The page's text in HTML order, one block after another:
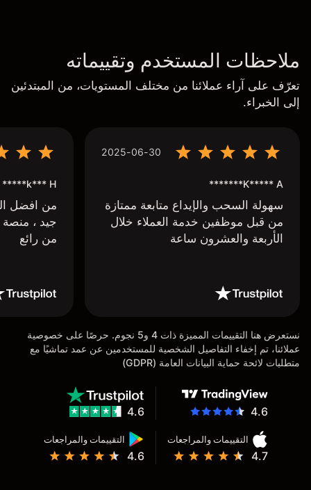
ملاحظات المستخدم وتقييماته
تعرّف على آراء عملائنا من مختلف المستويات، من المبتدئين
إلى الخبراء.
2025-06-30
K***** A*******
سهولة السحب والإيداع متابعة ممتازة
من قبل موظفين خدمة العملاء خلال
الأربعة والعشرون ساعة
k*** H*****
من افضل
جيد ،
من رائع
نستعرض هنا التقييمات المميزة ذات 4 و5 نجوم. حرصًا على خصوصية
عملائنا، تم إخفاء التفاصيل الشخصية للمستخدمين عن عمد تماشيًا مع
متطلبات لائحة حماية البيانات العامة (GDPR)
4.6
التقييمات والمراجعات
4.7
التقييمات والمراجعات
4.6
4.6